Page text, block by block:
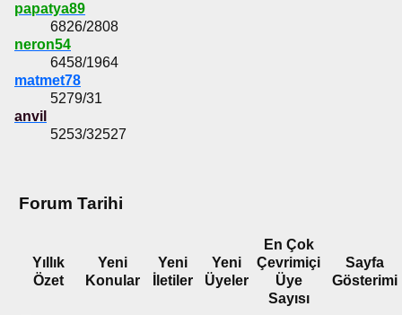
papatya89
6826/2808
neron54
6458/1964
matmet78
5279/31
anvil
5253/32527
Forum Tarihi
Yıllık
Özet
Yeni
Konular
Yeni
İletiler
Yeni
Üyeler
En Çok
Çevrimiçi
Üye
Sayısı
Sayfa
Gösterimi